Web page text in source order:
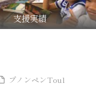
支援実績
プノンペンToul